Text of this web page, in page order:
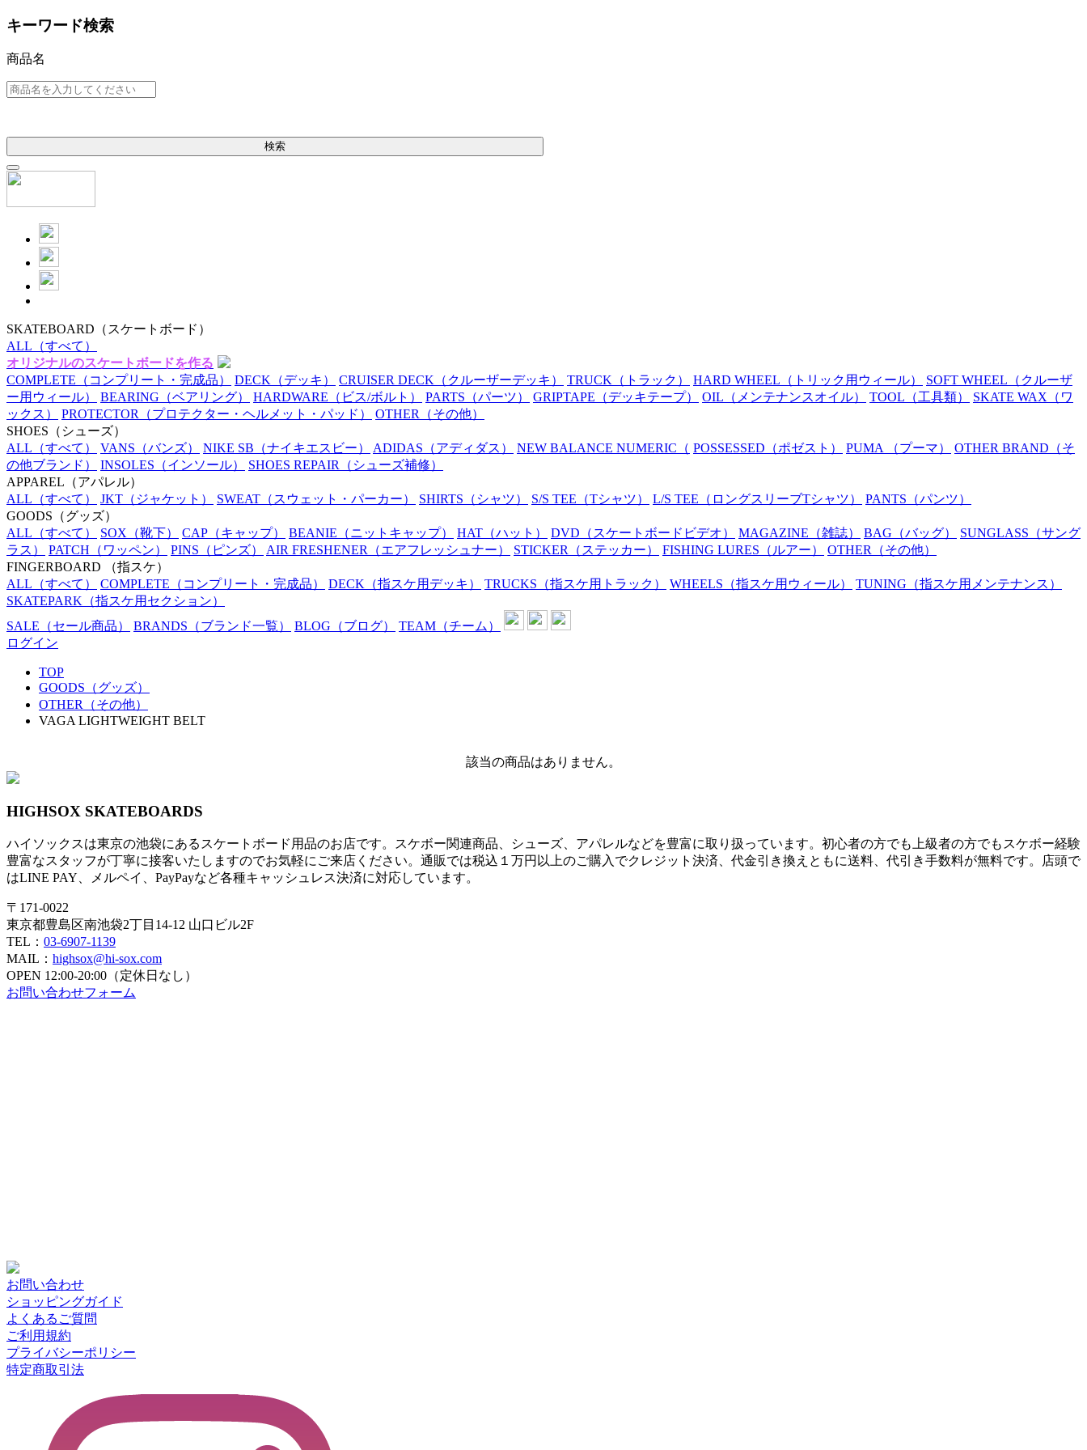
キーワード検索
商品名
検索
SKATEBOARD （スケートボード）
ALL （すべて）
オリジナルのスケートボードを作る
COMPLETE （コンプリート・完成品） DECK （デッキ） CRUISER DECK （クルーザーデッキ） TRUCK （トラック） HARD WHEEL （トリック用ウィール） SOFT WHEEL （クルーザ
ー用ウィール）
BEARING （ベアリング） HARDWARE （ビス/ボルト） PARTS （パーツ） GRIPTAPE （デッキテープ） OIL （メンテナンスオイル） TOOL （工具類） SKATE WAX （ワ
ックス）
PROTECTOR （プロテクター・ヘルメット・パッド） OTHER （その他）
SHOES （シューズ）
ALL （すべて） VANS （バンズ） NIKE SB （ナイキエスビー） ADIDAS （アディダス） NEW BALANCE NUMERIC （ POSSESSED （ポゼスト） PUMA （プーマ） OTHER BRAND （そ
の他ブランド）
INSOLES （インソール） SHOES REPAIR （シューズ補修）
APPAREL （アパレル）
ALL （すべて） JKT （ジャケット） SWEAT （スウェット・パーカー） SHIRTS （シャツ） S/S TEE （Tシャツ） L/S TEE （ロングスリーブTシャツ） PANTS （パンツ）
GOODS （グッズ）
ALL （すべて） SOX （靴下） CAP （キャップ） BEANIE （ニットキャップ） HAT （ハット） DVD （スケートボードビデオ） MAGAZINE （雑誌） BAG （バッグ） SUNGLASS （サング
ラス）
PATCH （ワッペン） PINS （ピンズ） AIR FRESHENER （エアフレッシュナー） STICKER （ステッカー） FISHING LURES （ルアー） OTHER （その他）
FINGERBOARD
（指スケ）
ALL （すべて） COMPLETE （コンプリート・完成品） DECK （指スケ用デッキ） TRUCKS （指スケ用トラック） WHEELS （指スケ用ウィール） TUNING （指スケ用メンテナンス）
SKATEPARK （指スケ用セクション）
SALE （セール商品） BRANDS （ブランド一覧） BLOG （ブログ） TEAM （チーム）
ログイン
TOP
GOODS（グッズ）
OTHER（その他）
VAGA LIGHTWEIGHT BELT
該当の商品はありません。
HIGHSOX SKATEBOARDS
ハイソックスは東京の池袋にあるスケートボード用品のお店です。スケボー関連商品、シューズ、アパレルなどを豊富に取り扱っています。初心者の方でも上級者の方でもスケボー経験
豊富なスタッフが丁寧に接客いたしますのでお気軽にご来店ください。通販では税込１万円以上のご購入でクレジット決済、代金引き換えともに送料、代引き手数料が無料です。店頭で
はLINE PAY、メルペイ、PayPayなど各種キャッシュレス決済に対応しています。
〒171-0022
東京都豊島区南池袋2丁目14-12 山口ビル2F
TEL： 03-6907-1139
MAIL： highsox@hi-sox.com
OPEN 12:00-20:00（定休日なし）
お問い合わせフォーム
お問い合わせ
ショッピングガイド
よくあるご質問
ご利用規約
プライバシーポリシー
特定商取引法